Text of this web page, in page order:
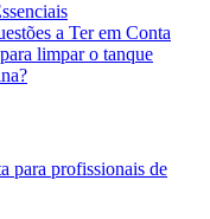
a Ter em Conta
limpar o tanque
para profissionais de